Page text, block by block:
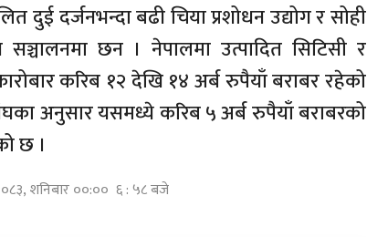
दुई दर्जनभन्दा बढी चिया प्रशोधन उद्योग र सोही
छन । नेपालमा उत्पादित सिटिसी र
करिब १२ देखि १४ अर्ब रुपैयाँ बराबर रहेको
अनुसार यसमध्ये करिब ५ अर्ब रुपैयाँ बराबरको
छ ।
शनिबार ००:०० ६ : ५८ बजे